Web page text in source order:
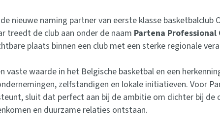
nieuwe naming partner van eerste klasse basketbalclub
treedt de club aan onder de naam Partena Professional
plaats binnen een club met een sterke regionale
vaste waarde in het Belgische basketbal en een
zelfstandigen en lokale initiatieven. Voor
sluit dat perfect aan bij de ambitie om dichter bij de
en duurzame relaties ontstaan.